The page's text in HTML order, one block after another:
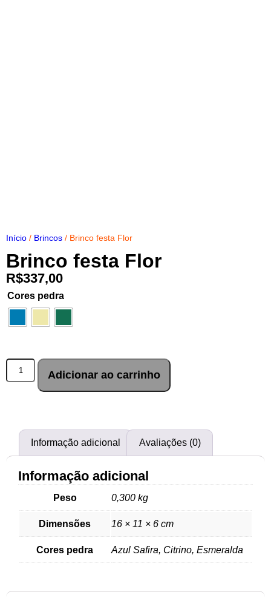
Início / Brincos / Brinco festa Flor
Brinco festa Flor
R$337,00
Cores pedra
Adicionar ao carrinho
Informação adicional Avaliações (0)
Informação adicional
Peso 0,300 kg
Dimensões 16 × 11 × 6 cm
Cores pedra Azul Safira, Citrino, Esmeralda